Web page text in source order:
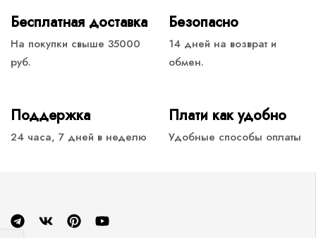
Бесплатная доставка
На покупки свыше 35000
руб.
Безопасно
14 дней на возврат и
обмен.
Поддержка
24 часа, 7 дней в неделю
Плати как удобно
Удобные способы оплаты